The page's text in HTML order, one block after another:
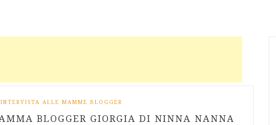
INTERVISTA ALLE MAMME BLOGGER
BLOGGER GIORGIA DI NINNA NANNA